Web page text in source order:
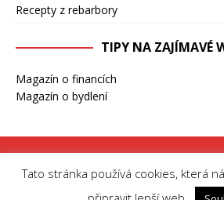
Recepty z rebarbory
TIPY NA ZAJÍMAVÉ
Magazín o financích
Magazín o bydlení
Copyright © 2026 | MH Magazine
Tato stránka používá cookies, která